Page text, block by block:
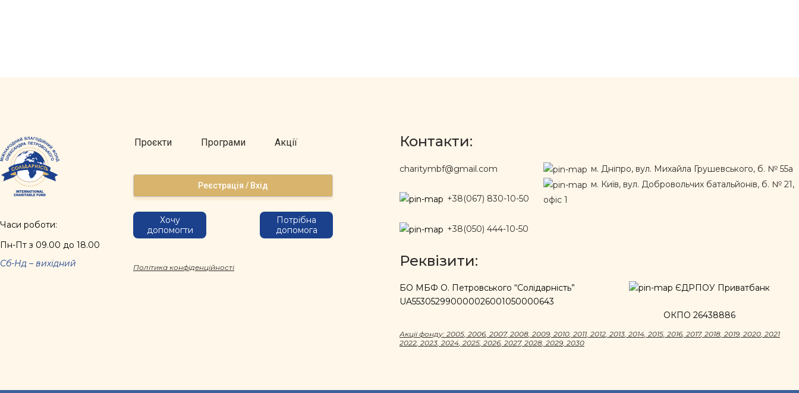
Часи роботи:
Пн-Пт з 09.00 до 18.00
Сб-Нд – вихідний
Проєкти Програми Акції
Реєстрація / Вхід
Хочу
допомогти
Потрібна
допомога
Політика конфіденційності
Контакти:
charitymbf@gmail.com
+38(067) 830-10-50
+38(050) 444-10-50
м. Дніпро, вул. Михайла Грушевського, б. № 55а
м. Київ, вул. Добровольчих батальйонів, б. № 21,
офіс 1
Реквізити:
БО МБФ О. Петровського “Солідарність”
UA553052990000026001050000643
ЄДРПОУ Приватбанк
ОКПО 26438886
Акцii фонду: 2005, 2006, 2007, 2008, 2009, 2010, 2011, 2012, 2013, 2014, 2015, 2016, 2017, 2018, 2019, 2020, 2021
2022, 2023, 2024, 2025, 2026, 2027, 2028, 2029, 2030